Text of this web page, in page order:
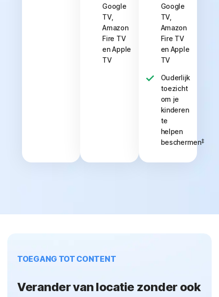
Google
TV,
Amazon
Fire TV
en Apple
TV
Google
TV,
Amazon
Fire TV
en Apple
TV
Ouderlijk
toezicht
om je
kinderen
te
helpen
beschermen‡
TOEGANG TOT CONTENT
Verander van locatie zonder ook